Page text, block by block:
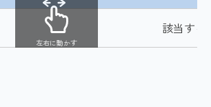
該当する
左右に動かす